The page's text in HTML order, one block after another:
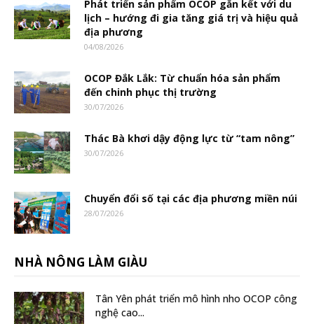
Phát triển sản phẩm OCOP gắn kết với du
lịch – hướng đi gia tăng giá trị và hiệu quả
địa phương
04/08/2026
OCOP Đắk Lắk: Từ chuẩn hóa sản phẩm
đến chinh phục thị trường
30/07/2026
Thác Bà khơi dậy động lực từ “tam nông”
30/07/2026
Chuyển đổi số tại các địa phương miền núi
28/07/2026
NHÀ NÔNG LÀM GIÀU
Tân Yên phát triển mô hình nho OCOP công
nghệ cao...